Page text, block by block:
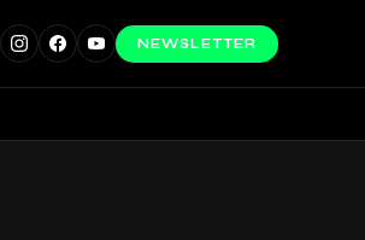
NEWSLETTER